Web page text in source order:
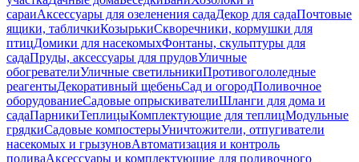
сараиАксессуары для озеленения садаДекор для садаПочтовые
ящики, табличкиКозырькиСкворечники, кормушки для
птицДомики для насекомыхФонтаны, скульптуры для
садаПруды, аксессуары для прудовУличные
обогревателиУличные светильникиПротивогололедные
реагентыДекоративный щебеньСад и огородПоливочное
оборудованиеСадовые опрыскивателиШланги для дома и
садаПарникиТеплицыКомплектующие для теплицМодульные
грядкиСадовые компостерыУничтожители, отпугиватели
насекомых и грызуновАвтоматизация и контроль
поливаАксессуары и комплектующие для поливочного